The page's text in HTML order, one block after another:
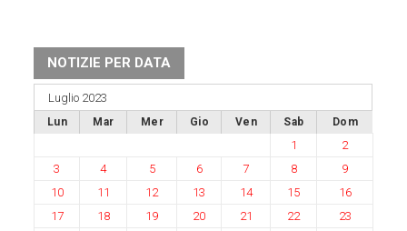
NOTIZIE PER DATA
Luglio 2023
Lun Mar Mer Gio Ven Sab Dom
1
2
3
4 5 6 7 8
9
10
11 12 13 14 15
16
17
18 19 20 21 22
23